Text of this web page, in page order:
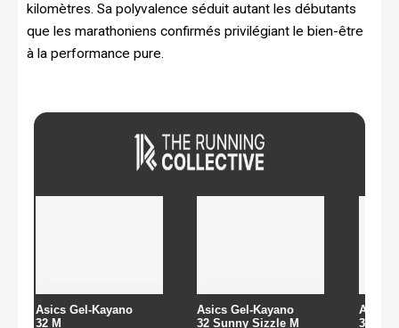
kilomètres. Sa polyvalence séduit autant les débutants
que les marathoniens confirmés privilégiant le bien-être
à la performance pure.